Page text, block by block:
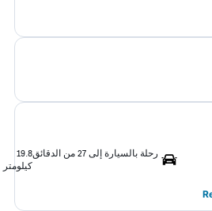
رحلة بالسيارة إلى 27 من الدقائق
19.8
كيلومتر